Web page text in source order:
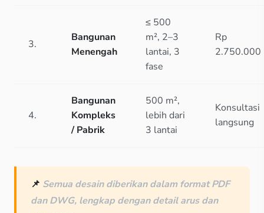
3.
Bangunan
Menengah
≤ 500
m², 2–3
lantai, 3
fase
Rp
2.750.000
4.
Bangunan
Kompleks
/ Pabrik
500 m²,
lebih dari
3 lantai
Konsultasi
langsung
📌 Semua desain diberikan dalam format PDF
dan DWG, lengkap dengan detail arus dan